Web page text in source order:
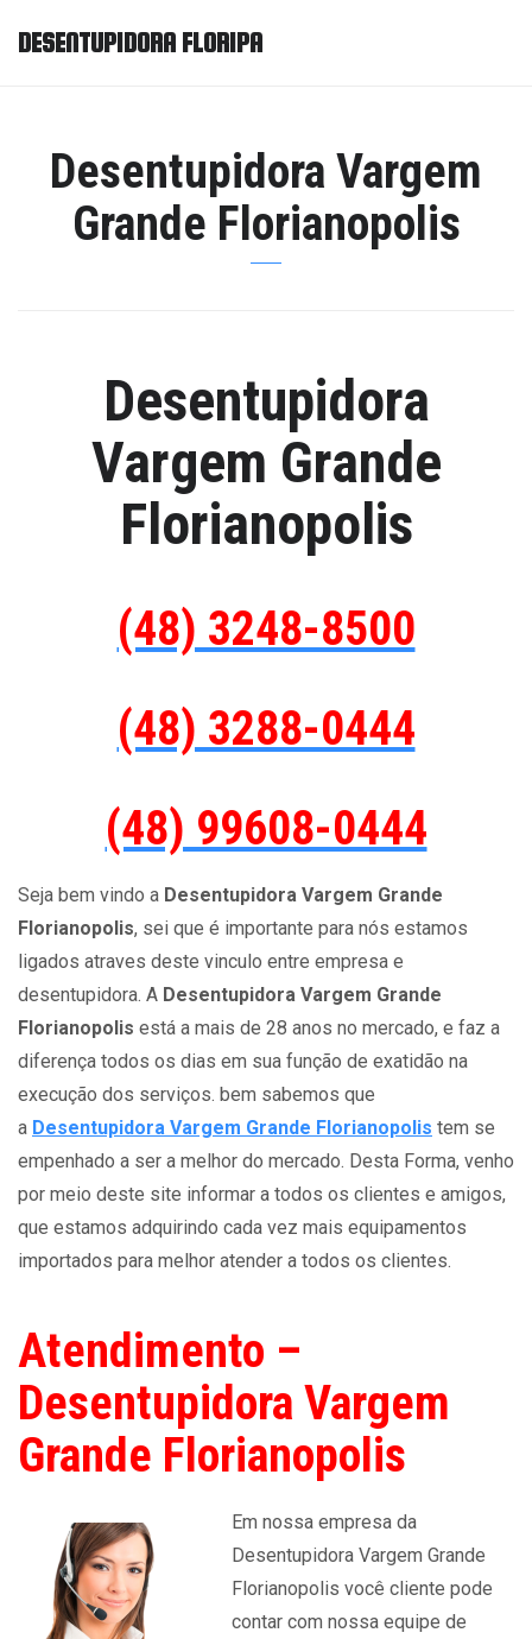
DESENTUPIDORA FLORIPA
Desentupidora Vargem
Grande Florianopolis
Desentupidora
Vargem Grande
Florianopolis
(48) 3248-8500
(48) 3288-0444
(48) 99608-0444
Seja bem vindo a Desentupidora Vargem Grande
Florianopolis, sei que é importante para nós estamos
ligados atraves deste vinculo entre empresa e
desentupidora. A Desentupidora Vargem Grande
Florianopolis está a mais de 28 anos no mercado, e faz a
diferença todos os dias em sua função de exatidão na
execução dos serviços. bem sabemos que
a Desentupidora Vargem Grande Florianopolis tem se
empenhado a ser a melhor do mercado. Desta Forma, venho
por meio deste site informar a todos os clientes e amigos,
que estamos adquirindo cada vez mais equipamentos
importados para melhor atender a todos os clientes.
Atendimento –
Desentupidora Vargem
Grande Florianopolis
Em nossa empresa da
Desentupidora Vargem Grande
Florianopolis você cliente pode
contar com nossa equipe de